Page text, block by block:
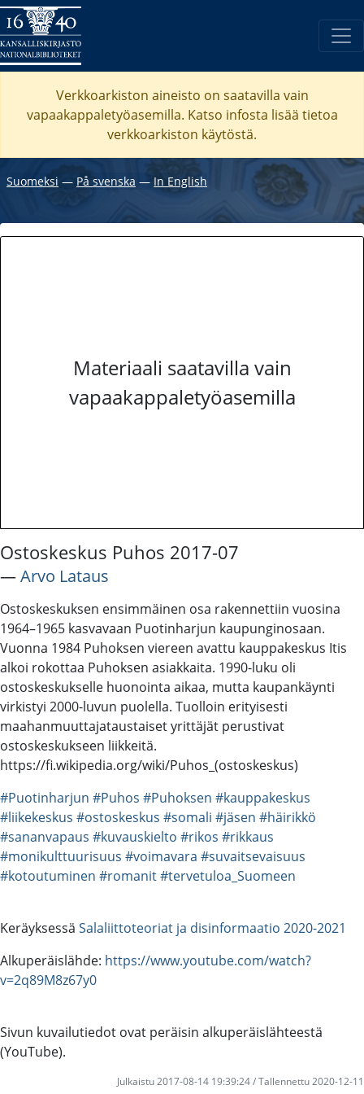
Verkkoarkiston aineisto on saatavilla vain
vapaakappaletyöasemilla. Katso infosta lisää tietoa
verkkoarkiston käytöstä.
Suomeksi ― På svenska ― In English
Materiaali saatavilla vain
vapaakappaletyöasemilla
Ostoskeskus Puhos 2017-07
―Arvo Lataus
Ostoskeskuksen ensimmäinen osa rakennettiin vuosina
1964–1965 kasvavaan Puotinharjun kaupunginosaan.
Vuonna 1984 Puhoksen viereen avattu kauppakeskus Itis
alkoi rokottaa Puhoksen asiakkaita. 1990-luku oli
ostoskeskukselle huonointa aikaa, mutta kaupankäynti
virkistyi 2000-luvun puolella. Tuolloin erityisesti
maahanmuuttajataustaiset yrittäjät perustivat
ostoskeskukseen liikkeitä.
https://fi.wikipedia.org/wiki/Puhos_(ostoskeskus)
#Puotinharjun #Puhos #Puhoksen #kauppakeskus
#liikekeskus #ostoskeskus #somali #jäsen #häirikkö
#sananvapaus #kuvauskielto #rikos #rikkaus
#monikulttuurisuus #voimavara #suvaitsevaisuus
#kotoutuminen #romanit#tervetuloa_Suomeen
Keräyksessä Salaliittoteoriat ja disinformaatio 2020-2021
Alkuperäislähde: https://www.youtube.com/watch?
v=2q89M8z67y0
Sivun kuvailutiedot ovat peräisin alkuperäislähteestä
(YouTube).
Julkaistu 2017-08-14 19:39:24 / Tallennettu 2020-12-11